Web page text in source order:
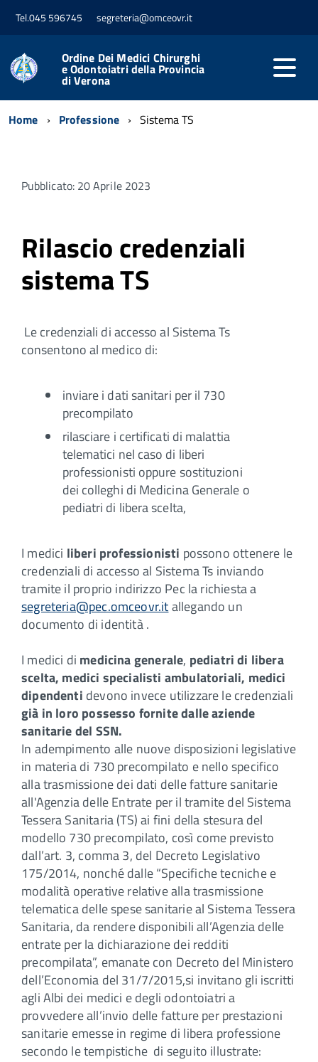
Tel.045 596745 segreteria@omceovr.it
Ordine Dei Medici Chirurghi
e Odontoiatri della Provincia
di Verona
Home Professione Sistema TS
Pubblicato: 20 Aprile 2023
Rilascio credenziali
sistema TS
Le credenziali di accesso al Sistema Ts
consentono al medico di:
inviare i dati sanitari per il 730
precompilato
rilasciare i certificati di malattia
telematici nel caso di liberi
professionisti oppure sostituzioni
dei colleghi di Medicina Generale o
pediatri di libera scelta,
I medici liberi professionisti possono ottenere le
credenziali di accesso al Sistema Ts inviando
tramite il proprio indirizzo Pec la richiesta a
segreteria@pec.omceovr.itallegando un
documento di identità .
I medici di medicina generale, pediatri di libera
scelta, medici specialisti ambulatoriali, medici
dipendenti devono invece utilizzare le credenziali
già in loro possesso fornite dalle aziende
sanitarie del SSN.
In adempimento alle nuove disposizioni legislative
in materia di 730 precompilato e nello specifico
alla trasmissione dei dati delle fatture sanitarie
all'Agenzia delle Entrate per il tramite del Sistema
Tessera Sanitaria (TS) ai fini della stesura del
modello 730 precompilato, così come previsto
dall’art. 3, comma 3, del Decreto Legislativo
175/2014, nonché dalle “Specifiche tecniche e
modalità operative relative alla trasmissione
telematica delle spese sanitarie al Sistema Tessera
Sanitaria, da rendere disponibili all’Agenzia delle
entrate per la dichiarazione dei redditi
precompilata”, emanate con Decreto del Ministero
dell’Economia del 31/7/2015,si invitano gli iscritti
agli Albi dei medici e degli odontoiatri a
provvedere all’invio delle fatture per prestazioni
sanitarie emesse in regime di libera professione
secondo le tempistiche di seguito illustrate: